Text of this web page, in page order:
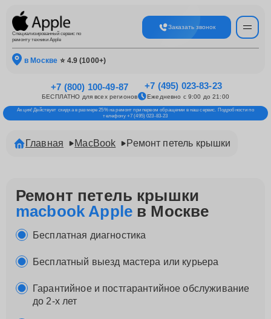
Специализированный сервис по
ремонту техники Apple
Заказать звонок
в Москве ⭐ 4.9 (1000+)
+7 (800) 100-49-87
БЕСПЛАТНО для всех регионов
+7 (495) 023-83-23
Ежедневно с 9:00 до 21:00
Акция! Действует скидка в размере 25% на ремонт при первом обращении в наш сервис. Подробности по
телефону +7 (495) 023-83-23
Главная MacBook Ремонт петель крышки
Ремонт петель крышки
macbook Appleв Москве
Бесплатная диагностика
Бесплатный выезд мастера или курьера
Гарантийное и постгарантийное обслуживание
до 2-х лет